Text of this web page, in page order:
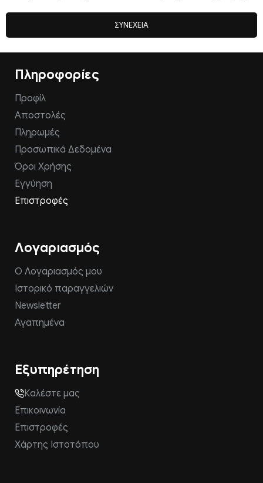
ΣΥΝΈΧΕΙΑ
Πληροφορίες
Προφίλ
Αποστολές
Πληρωμές
Προσωπικά Δεδομένα
Όροι Χρήσης
Εγγύηση
Επιστροφές
Λογαριασμός
Ο Λογαριασμός μου
Ιστορικό παραγγελιών
Newsletter
Αγαπημένα
Εξυπηρέτηση
Καλέστε μας
Επικοινωνία
Επιστροφές
Χάρτης Ιστοτόπου